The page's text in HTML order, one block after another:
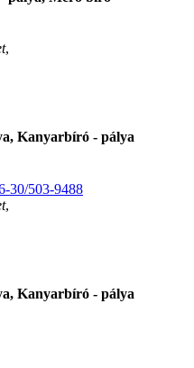
,
Kanyarbíró - pálya
30/503-9488
,
Kanyarbíró - pálya